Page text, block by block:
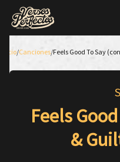
Inicio/Canciones/Feels Good To Say
Feels
&